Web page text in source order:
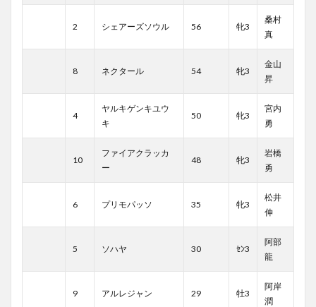
2 シェアーズソウル 56 牝3
桑村
真
8 ネクタール 54 牝3
金山
昇
4
ヤルキゲンキユウ
キ
50 牝3
宮内
勇
10
ファイアクラッカ
ー
48 牝3
岩橋
勇
6 プリモパッソ 35 牝3
松井
伸
5 ソハヤ 30 ｾﾝ3
阿部
龍
9 アルレジャン 29 牡3
阿岸
潤